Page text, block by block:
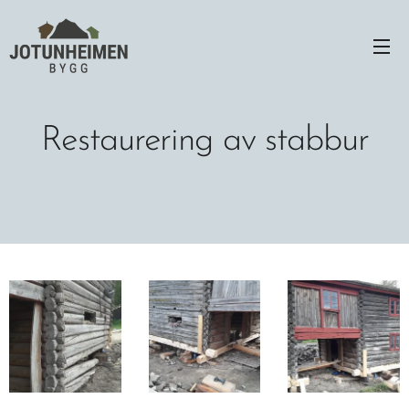
Restaurering av stabbur